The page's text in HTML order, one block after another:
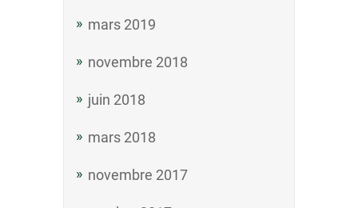
mars 2019
novembre 2018
juin 2018
mars 2018
novembre 2017